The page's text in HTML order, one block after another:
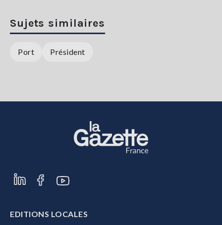
Sujets similaires
Port Président
EDITIONS LOCALES